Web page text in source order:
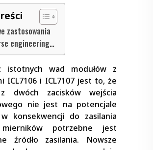
zastosowania
engineering…
istotnych wad modułów z
ICL7106 i ICL7107 jest to, że
dwóch zacisków wejścia
nie jest na potencjale
konsekwencji do zasilania
potrzebne jest
źródło zasilania. Nowsze